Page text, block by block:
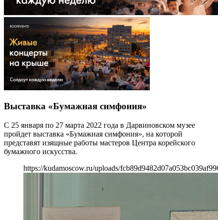
Выставка «Бумажная симфония»
С 25 января по 27 марта 2022 года в Дарвиновском музее
пройдет выставка «Бумажная симфония», на которой
представят изящные работы мастеров Центра корейского
бумажного искусства.
https://kudamoscow.ru/uploads/